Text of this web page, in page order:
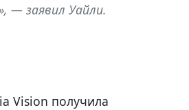
— заявил Уайли.
Vision получила